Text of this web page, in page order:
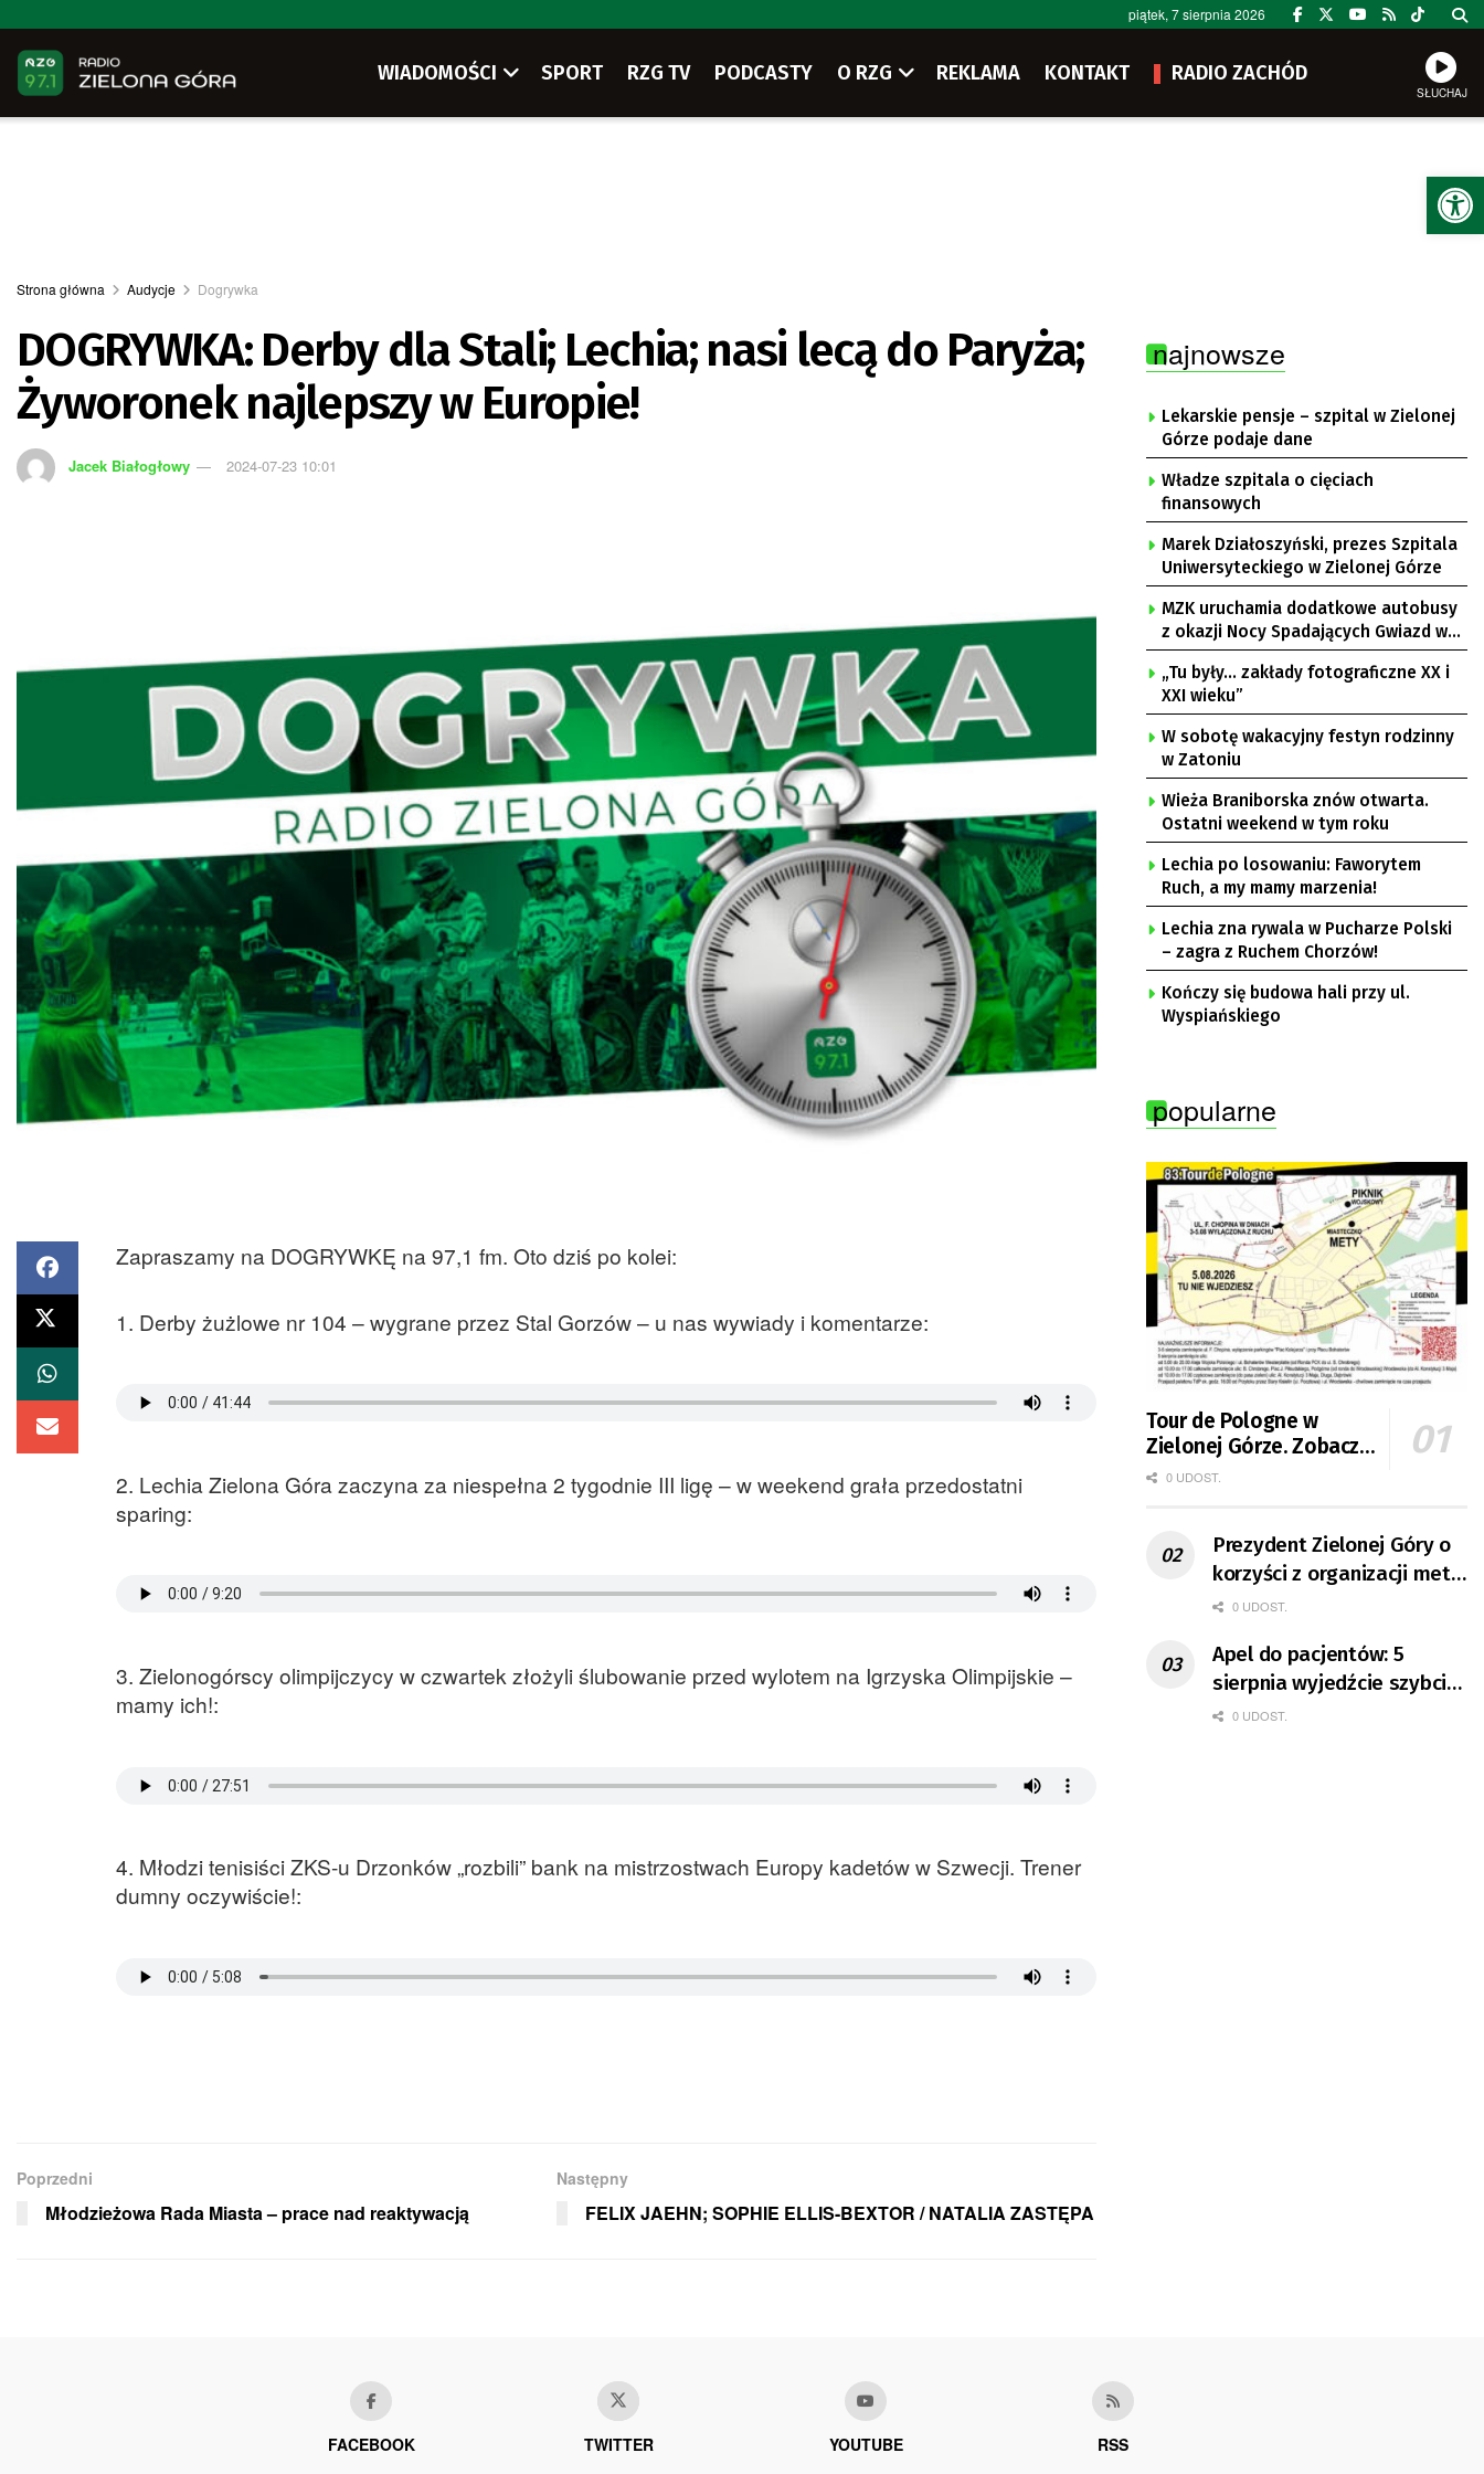
piątek, 7 sierpnia 2026
WIADOMOŚCI SPORT RZG TV PODCASTY O RZG REKLAMA KONTAKT RADIO ZACHÓD
SŁUCHAJ
Strona główna Audycje Dogrywka
DOGRYWKA: Derby dla Stali; Lechia; nasi lecą do Paryża;
Żyworonek najlepszy w Europie!
Jacek Białogłowy 2024-07-23 10:01
Zapraszamy na DOGRYWKĘ na 97,1 fm. Oto dziś po kolei:
1. Derby żużlowe nr 104 – wygrane przez Stal Gorzów – u nas wywiady i komentarze:
2. Lechia Zielona Góra zaczyna za niespełna 2 tygodnie III ligę – w weekend grała przedostatni
sparing:
3. Zielonogórscy olimpijczycy w czwartek złożyli ślubowanie przed wylotem na Igrzyska Olimpijskie –
mamy ich!:
4. Młodzi tenisiści ZKS-u Drzonków „rozbili” bank na mistrzostwach Europy kadetów w Szwecji. Trener
dumny oczywiście!:
Poprzedni
Młodzieżowa Rada Miasta – prace nad reaktywacją
Następny
FELIX JAEHN; SOPHIE ELLIS-BEXTOR / NATALIA ZASTĘPA
najnowsze
Lekarskie pensje – szpital w Zielonej
Górze podaje dane
Władze szpitala o cięciach
finansowych
Marek Działoszyński, prezes Szpitala
Uniwersyteckiego w Zielonej Górze
MZK uruchamia dodatkowe autobusy
z okazji Nocy Spadających Gwiazd w
Ochli
„Tu były… zakłady fotograficzne XX i
XXI wieku”
W sobotę wakacyjny festyn rodzinny
w Zatoniu
Wieża Braniborska znów otwarta.
Ostatni weekend w tym roku
Lechia po losowaniu: Faworytem
Ruch, a my mamy marzenia!
Lechia zna rywala w Pucharze Polski
– zagra z Ruchem Chorzów!
Kończy się budowa hali przy ul.
Wyspiańskiego
popularne
Tour de Pologne w
Zielonej Górze. Zobacz
zmiany w organizacji
0 UDOST.
Prezydent Zielonej Góry o
korzyści z organizacji mety
Tour de Pologne
0 UDOST.
Apel do pacjentów: 5
sierpnia wyjedźcie szybciej
z domów
0 UDOST.
FACEBOOK TWITTER YOUTUBE RSS